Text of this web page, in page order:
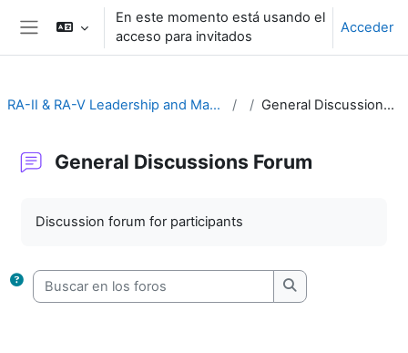
Salta al contenido principal
Panel lateral
En este momento está usando el
acceso para invitados
Acceder
RA-II & RA-V Leadership and Management General Discussions Forum
General Discussions Forum
Discussion forum for participants
Buscar en los foros
Buscar en los